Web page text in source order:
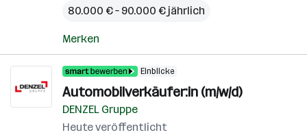
80.000 € – 90.000 € jährlich
Merken
Einblicke
Automobilverkäufer:in (m/w/d)
DENZEL Gruppe
Heute veröffentlicht